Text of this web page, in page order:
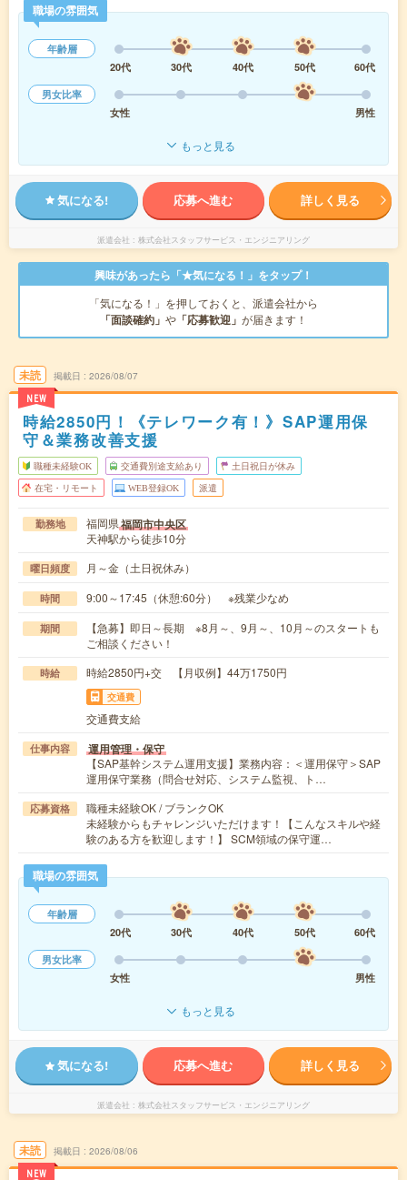
職場の雰囲気
年齢層
20代
30代 40代 50代
60代
男女比率
女性
男性
もっと見る
気になる! 応募へ進む 詳しく見る
派遣会社 株式会社スタッフサービス・エンジニアリング
興味があったら「★気になる！」をタップ！
「気になる！」を押しておくと、派遣会社から
「面談確約」 や 「応募歓迎」 が届きます！
未読
NEW
掲載日 2026/08/07
時給2850円！《テレワーク有！》SAP運用保
守＆業務改善支援
職種未経験OK 交通費別途支給あり 土日祝日が休み
在宅・リモート WEB登録OK 派遣
勤務地 福岡県福岡市中央区
天神駅から徒歩10分
曜日頻度 月～金（土日祝休み）
時間 9:00～17:45（休憩:60分） ※残業少なめ
期間
【急募】即日～長期 ※8月～、9月～、10月～のスタートも
ご相談ください！
時給 時給2850円+交 【月収例】44万1750円
交通費
交通費支給
仕事内容 運用管理・保守
【SAP基幹システム運用支援】業務内容：＜運用保守＞SAP
運用保守業務（問合せ対応、システム監視、ト…
応募資格
職種未経験OK / ブランクOK
未経験からもチャレンジいただけます！【こんなスキルや経
験のある方を歓迎します！】 SCM領域の保守運…
職場の雰囲気
年齢層
20代
30代 40代 50代
60代
男女比率
女性
男性
もっと見る
気になる! 応募へ進む 詳しく見る
派遣会社 株式会社スタッフサービス・エンジニアリング
未読
NEW
掲載日 2026/08/06